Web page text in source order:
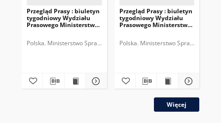
Przegląd Prasy : biuletyn
tygodniowy Wydziału
Prasowego Ministerstwa
Polska. Ministerstwo Spraw Zagranicznych (1918-1939). Wydział
Przegląd Prasy : biuletyn
tygodniowy Wydziału
Prasowego Ministerstwa
Polska. Ministerstwo Spraw
Więcej